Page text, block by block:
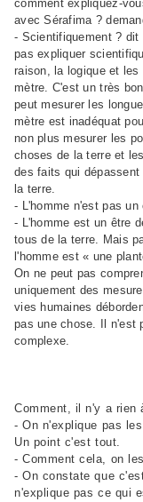
comment expliquez-
avec Sérafima ?
- Scientifiquement ?
pas expliquer
raison, la logique et
mètre. C'est un très
peut mesurer les
mètre est inadéquat
non plus mesurer les
choses de la terre et
des faits qui
la terre.
- L'homme n'est pas
- L'homme est un être
tous de la terre. Mais
l'homme est « une
On ne peut pas
uniquement des
vies humaines
pas une chose. Il n'est
complexe.
Comment, il n'y a rien
- On n'explique pas
Un point c'est tout.
- Comment cela, on
- On constate que
n'explique pas ce qui